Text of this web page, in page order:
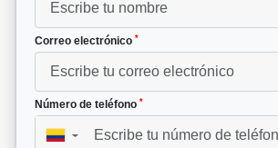
Correo electrónico *
Número de teléfono *
▼